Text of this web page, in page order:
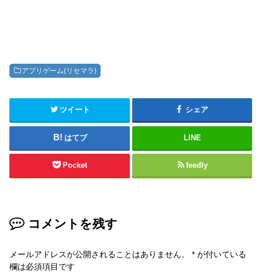
アプリゲーム(リセマラ)
ツイート シェア
はてブ LINE
Pocket feedly
コメントを残す
メールアドレスが公開されることはありません。 * が付いている
欄は必須項目です